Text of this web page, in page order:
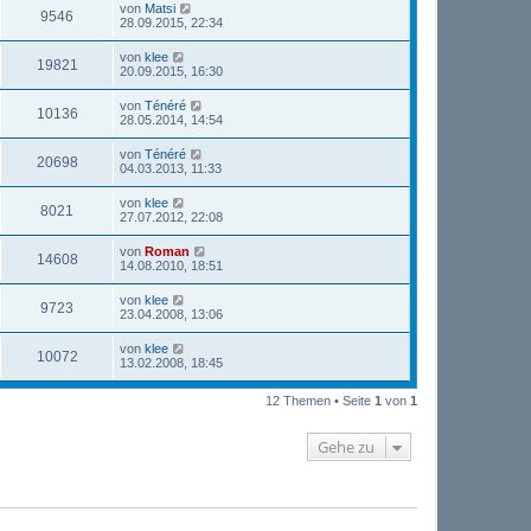
9546 von Matsi
28.09.2015, 22:34
19821 von klee
20.09.2015, 16:30
10136 von Ténéré
28.05.2014, 14:54
20698 von Ténéré
04.03.2013, 11:33
8021 von klee
27.07.2012, 22:08
14608 von Roman
14.08.2010, 18:51
9723 von klee
23.04.2008, 13:06
10072 von klee
13.02.2008, 18:45
12 Themen • Seite 1 von 1
Gehe zu